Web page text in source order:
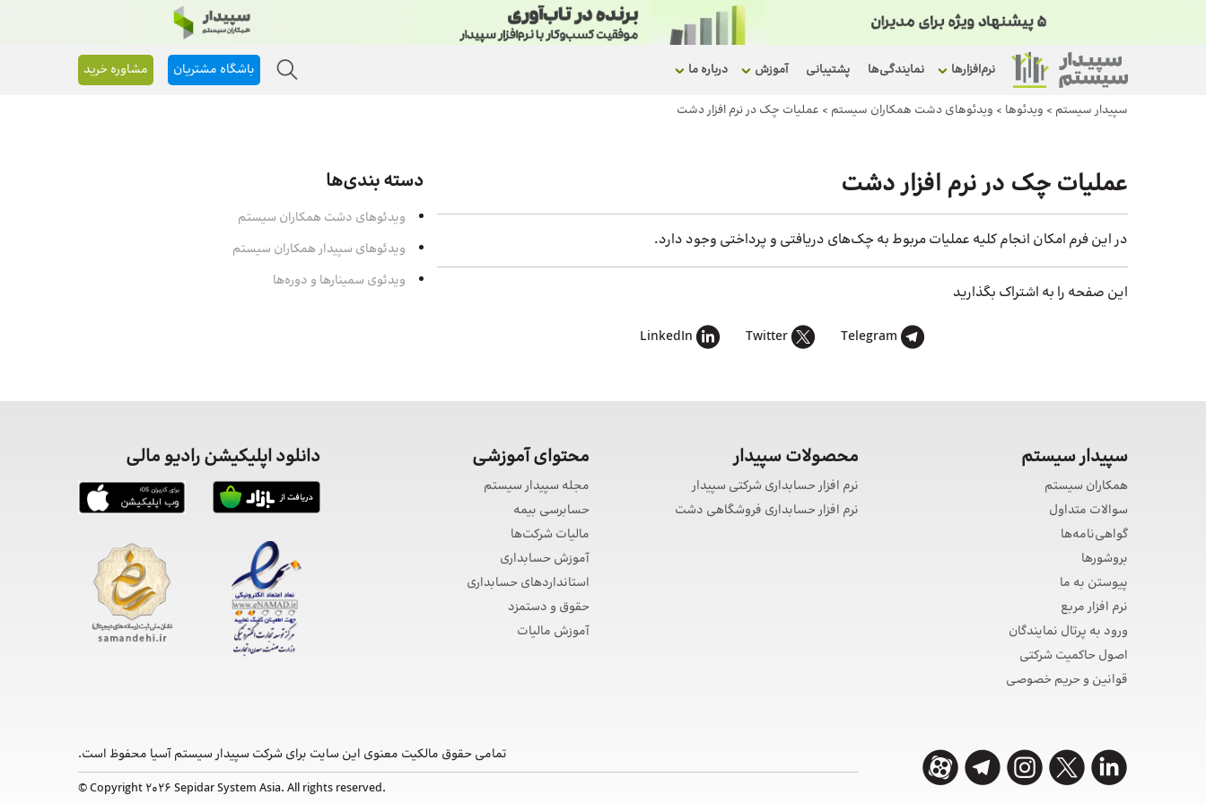
باشگاه مشتریان مشاوره خرید نرم‌افزارها نمایندگی‌ها پشتیبانی آموزش درباره ما
سپیدار سیستم > ویدئوها > ویدئوهای دشت همکاران سیستم > عملیات چک در نرم افزار دشت
عملیات چک در نرم افزار دشت
در این فرم امکان انجام کلیه عملیات مربوط به چک‌های دریافتی و پرداختی وجود دارد.
این صفحه را به اشتراک بگذارید
Telegram
Twitter
LinkedIn
دسته بندی‌ها
ویدئوهای دشت همکاران سیستم
ویدئوهای سپیدار همکاران سیستم
ویدئوی سمینارها و دوره‌ها
سپیدار سیستم
همکاران سیستم
سوالات متداول
گواهی‌نامه‌ها
بروشورها
پیوستن به ما
نرم افزار مربع
ورود به پرتال نمایندگان
اصول حاکمیت شرکتی
قوانین و حریم خصوصی
محصولات سپیدار
نرم افزار حسابداری شرکتی سپیدار
نرم افزار حسابداری فروشگاهی دشت
محتوای آموزشی
مجله سپیدار سیستم
حسابرسی بیمه
مالیات شرکت‌ها
آموزش حسابداری
استانداردهای حسابداری
حقوق و دستمزد
آموزش مالیات
دانلود اپلیکیشن رادیو مالی
تمامی حقوق مالکیت معنوی این ‌سایت برای شرکت سپیدار سیستم آسیا محفوظ است.
© Copyright 2026 Sepidar System Asia. All rights reserved.